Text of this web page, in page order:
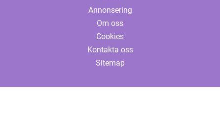
Annonsering
Om oss
Cookies
Kontakta oss
Sitemap